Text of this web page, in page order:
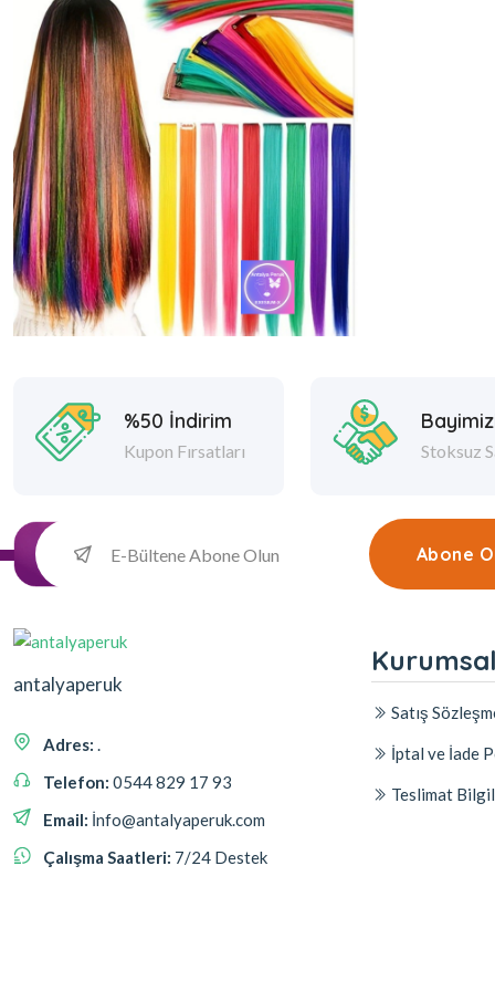
%50 İndirim
Kupon Fırsatları Stoksuz
Abone
antalyaperuk
Adres: .
Telefon: 0544 829 17 93
Email: İnfo@antalyaperuk.com
Çalışma Saatleri: 7/24 Destek
Kurumsal
Satış
İptal ve İade
Teslimat